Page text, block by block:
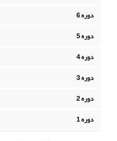
دوره 6
دوره 5
دوره 4
دوره 3
دوره 2
دوره 1